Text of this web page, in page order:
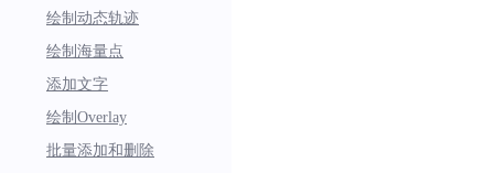
绘制动态轨迹
绘制海量点
添加文字
绘制Overlay
批量添加和删除